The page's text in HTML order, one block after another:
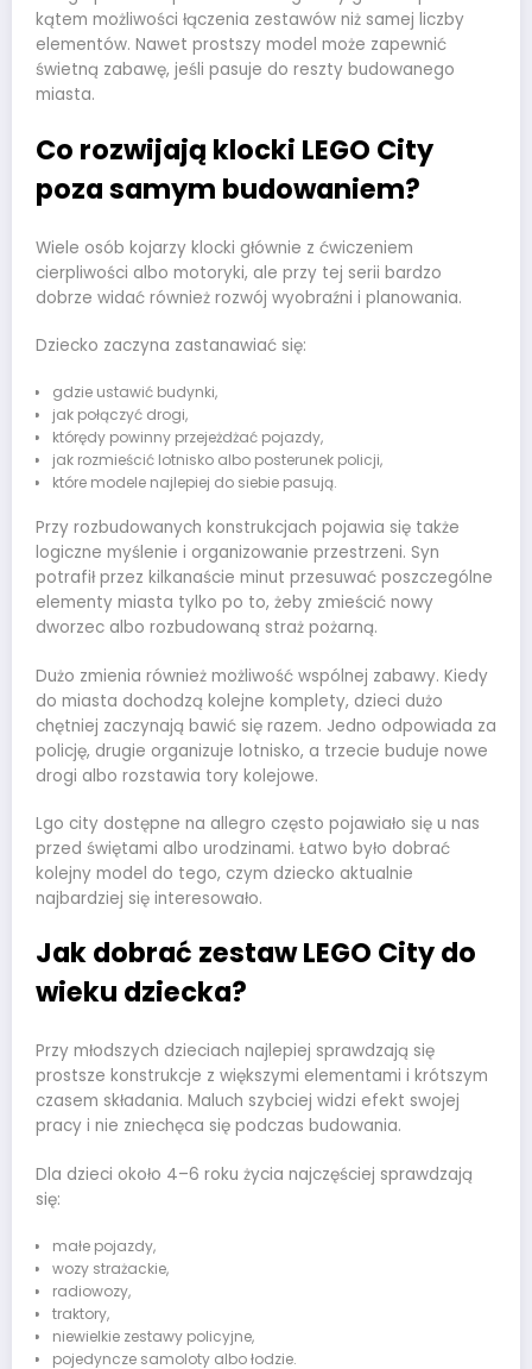
kątem możliwości łączenia zestawów niż samej liczby
elementów. Nawet prostszy model może zapewnić
świetną zabawę, jeśli pasuje do reszty budowanego
miasta.
Co rozwijają klocki LEGO City
poza samym budowaniem?
Wiele osób kojarzy klocki głównie z ćwiczeniem
cierpliwości albo motoryki, ale przy tej serii bardzo
dobrze widać również rozwój wyobraźni i planowania.
Dziecko zaczyna zastanawiać się:
gdzie ustawić budynki,
jak połączyć drogi,
którędy powinny przejeżdżać pojazdy,
jak rozmieścić lotnisko albo posterunek policji,
które modele najlepiej do siebie pasują.
Przy rozbudowanych konstrukcjach pojawia się także
logiczne myślenie i organizowanie przestrzeni. Syn
potrafił przez kilkanaście minut przesuwać poszczególne
elementy miasta tylko po to, żeby zmieścić nowy
dworzec albo rozbudowaną straż pożarną.
Dużo zmienia również możliwość wspólnej zabawy. Kiedy
do miasta dochodzą kolejne komplety, dzieci dużo
chętniej zaczynają bawić się razem. Jedno odpowiada za
policję, drugie organizuje lotnisko, a trzecie buduje nowe
drogi albo rozstawia tory kolejowe.
Lgo city dostępne na allegro często pojawiało się u nas
przed świętami albo urodzinami. Łatwo było dobrać
kolejny model do tego, czym dziecko aktualnie
najbardziej się interesowało.
Jak dobrać zestaw LEGO City do
wieku dziecka?
Przy młodszych dzieciach najlepiej sprawdzają się
prostsze konstrukcje z większymi elementami i krótszym
czasem składania. Maluch szybciej widzi efekt swojej
pracy i nie zniechęca się podczas budowania.
Dla dzieci około 4–6 roku życia najczęściej sprawdzają
się:
małe pojazdy,
wozy strażackie,
radiowozy,
traktory,
niewielkie zestawy policyjne,
pojedyncze samoloty albo łodzie.